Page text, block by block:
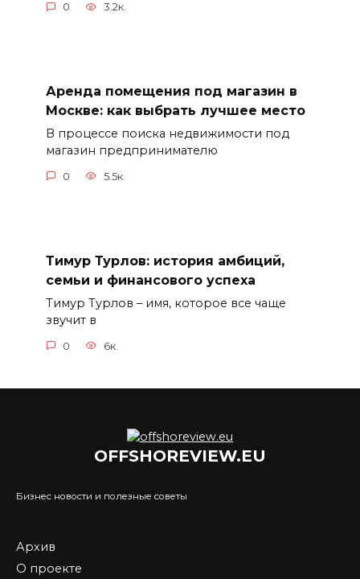
0 3.2к.
Аренда помещения под магазин в
Москве: как выбрать лучшее место
В процессе поиска недвижимости под
магазин предпринимателю
0 5.5к.
Тимур Турлов: история амбиций,
семьи и финансового успеха
Тимур Турлов – имя, которое все чаще
звучит в
0 6к.
OFFSHOREVIEW.EU
Бизнес новости и полезные советы
Архив
О проекте